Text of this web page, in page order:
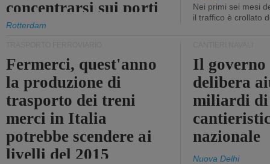
concentrarsi sui porti
Rotterdam
Nei primi sei mesi
il traffico è crollato
Fermerci, quest'anno
la produzione di
trasporto dei treni
merci in Italia
potrebbe scendere ai
livelli del 2015
Il
delibera
miliardi
nazionale
Nuova Delhi